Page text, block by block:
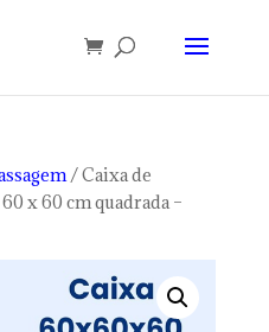
/ Caixa de
x 60 cm quadrada –